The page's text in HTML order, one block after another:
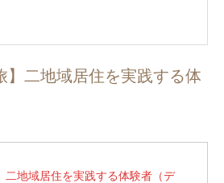
】二地域居住を実践する体
二地域居住を実践する体験者（デ